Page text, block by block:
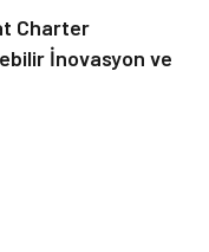
Charter
İnovasyon ve